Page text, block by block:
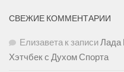
СВЕЖИЕ КОММЕНТАРИИ
Елизаветак записиЛада
Хэтчбек с Духом Спорта